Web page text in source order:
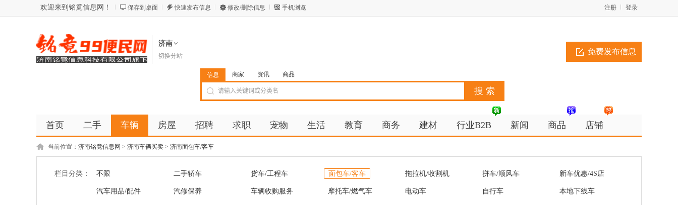
欢迎来到铭竟信息网！ 保存到桌面 快速发布信息 修改/删除信息 手机浏览 登录
注册
济南
切换分站 免费发布信息
信息 商家 资讯 商品
首页 二手 车辆 房屋 招聘 求职 宠物 生活 教育 商务 建材 行业B2B 新闻 商品 店铺
当前位置： 济南铭竟信息网 > 济南车辆买卖 > 济南面包车/客车
栏目分类： 不限 二手轿车 货车/工程车 面包车/客车 拖拉机/收割机 拼车/顺风车 新车优惠/4S店
汽车用品/配件 汽修保养 车辆收购服务 摩托车/燃气车 电动车 自行车 本地下线车